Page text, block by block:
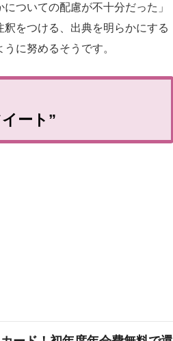
ついての配慮が不十分だった」
をつける、出典を明らかにする
に努めるそうです。
ート”